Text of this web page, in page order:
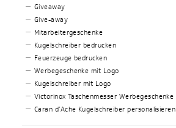
Giveaway
Give-away
Mitarbeitergeschenke
Kugelschreiber bedrucken
Feuerzeuge bedrucken
Werbegeschenke mit Logo
Kugelschreiber mit Logo
Victorinox Taschenmesser Werbegeschenke
Caran d’Ache Kugelschreiber personalisieren